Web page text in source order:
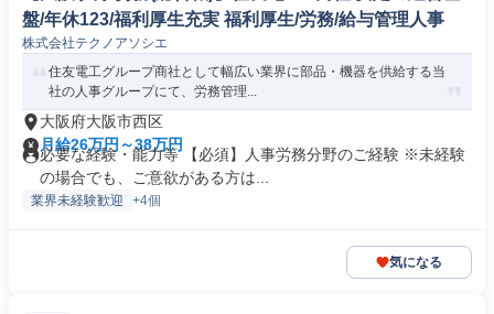
盤/年休123/福利厚生充実 福利厚生/労務/給与管理人事
株式会社テクノアソシエ
住友電工グループ商社として幅広い業界に部品・機器を供給する当
社の人事グループにて、労務管理...
大阪府大阪市西区
月給26万円～38万円
必要な経験・能力等 【必須】人事労務分野のご経験 ※未経験
の場合でも、ご意欲がある方は...
業界未経験歓迎 +4個
気になる